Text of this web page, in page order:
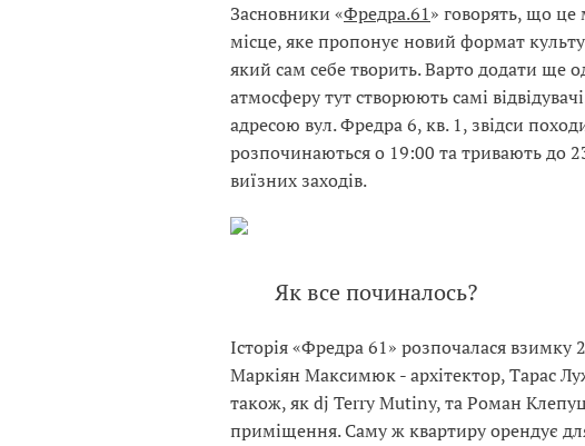
Засновники «Фредра.61» говорять, що це
місце, яке пропонує новий формат
який сам себе творить. Варто додати ще
атмосферу тут створюють самі
адресою вул. Фредра 6, кв. 1, звідси
розпочинаються о 19:00 та тривають до
виїзних заходів.
Як все починалось?
Історія «Фредра 61» розпочалася взимку
Маркіян Максимюк - архітектор, Тарас
також, як dj Terry Mutiny, та Роман
приміщення. Саму ж квартиру орендує